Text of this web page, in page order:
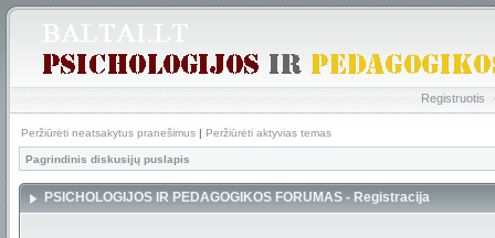
Registruotis
Peržiūrėti neatsakytus pranešimus | Peržiūrėti aktyvias temas
Pagrindinis diskusijų puslapis
PSICHOLOGIJOS IR PEDAGOGIKOS FORUMAS - Registracija